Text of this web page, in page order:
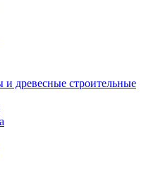
древесные строительные